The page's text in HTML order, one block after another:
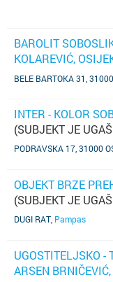
BAROLIT
KOLAREVIĆ,
UGAŠEN)
BELE BARTOKA 31,
INTER - KOLOR
(SUBJEKT JE
PODRAVSKA 17, 31000
OBJEKT BRZE
(SUBJEKT JE
DUGI RAT Pampas
UGOSTITELJSKO -
ARSEN